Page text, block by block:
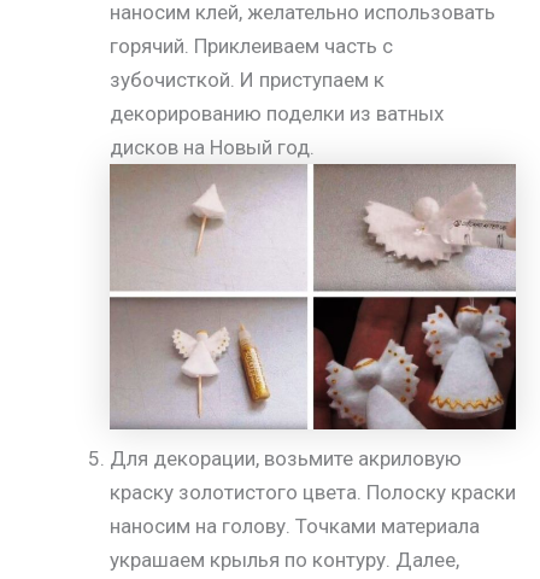
наносим клей, желательно использовать
горячий. Приклеиваем часть с
зубочисткой. И приступаем к
декорированию поделки из ватных
дисков на Новый год.
Для декорации, возьмите акриловую
краску золотистого цвета. Полоску краски
наносим на голову. Точками материала
украшаем крылья по контуру. Далее,